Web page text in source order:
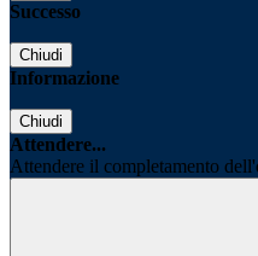
Successo
Chiudi
Informazione
Chiudi
Attendere...
Attendere il completamento